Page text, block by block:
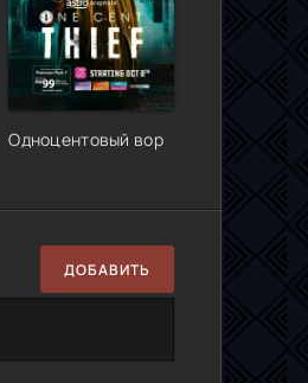
Одноцентовый вор
ДОБАВИТЬ